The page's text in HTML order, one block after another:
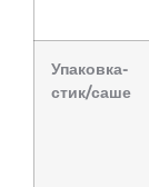
Упаковка-
стик/саше